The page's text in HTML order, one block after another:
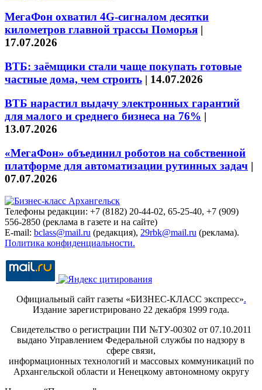
МегаФон охватил 4G-сигналом десятки
километров главной трассы Поморья |
17.07.2026
ВТБ: заёмщики стали чаще покупать готовые
частные дома, чем строить | 14.07.2026
ВТБ нарастил выдачу электронных гарантий
для малого и среднего бизнеса на 76% |
13.07.2026
«МегаФон» объединил роботов на собственной
платформе для автоматизации рутинных задач |
07.07.2026
Телефоны редакции: +7 (8182) 20-44-02, 65-25-40, +7 (909)
556-2850 (реклама в газете и на сайте)
E-mail: bclass@mail.ru (редакция), 29rbk@mail.ru (реклама).
Политика конфиденциальности.
Официальный сайт газеты «БИЗНЕС-КЛАСС экспресс».
Издание зарегистрировано 22 декабря 1999 года.
Свидетельство о регистрации ПИ №ТУ-00302 от 07.10.2011
выдано Управлением Федеральной службы по надзору в
сфере связи,
информационных технологий и массовых коммуникаций по
Архангельской области и Ненецкому автономному округу